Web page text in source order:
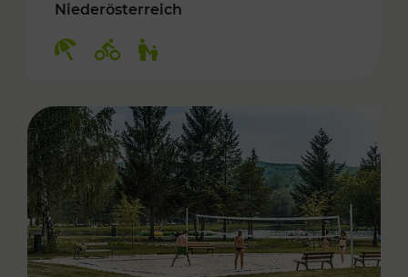
Niederösterreich